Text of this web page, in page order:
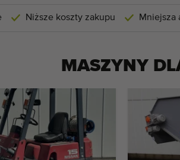
Niższe koszty zakupu Mniejsza
MASZYNY